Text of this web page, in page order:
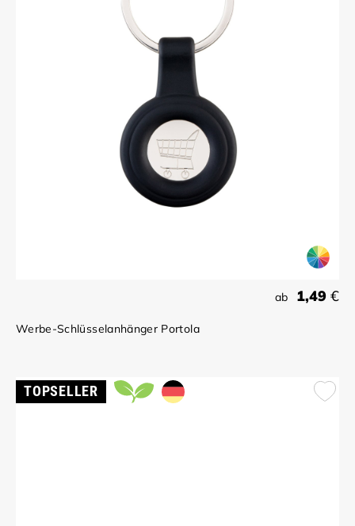
ab 1,49 €
Werbe-Schlüsselanhänger Portola
TOPSELLER